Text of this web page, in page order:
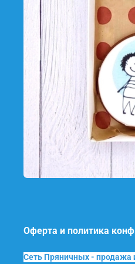
Оферта и политика
Сеть Пряничных -